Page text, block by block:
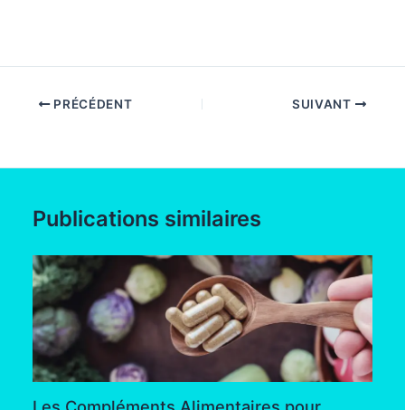
PRÉCÉDENT SUIVANT
Publications similaires